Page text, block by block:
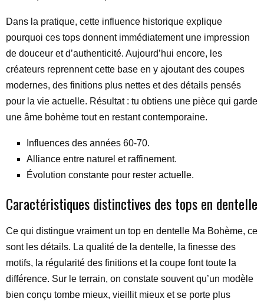
Dans la pratique, cette influence historique explique
pourquoi ces tops donnent immédiatement une impression
de douceur et d’authenticité. Aujourd’hui encore, les
créateurs reprennent cette base en y ajoutant des coupes
modernes, des finitions plus nettes et des détails pensés
pour la vie actuelle. Résultat : tu obtiens une pièce qui garde
une âme bohème tout en restant contemporaine.
Influences des années 60-70.
Alliance entre naturel et raffinement.
Évolution constante pour rester actuelle.
Caractéristiques distinctives des tops en dentelle
Ce qui distingue vraiment un top en dentelle Ma Bohème, ce
sont les détails. La qualité de la dentelle, la finesse des
motifs, la régularité des finitions et la coupe font toute la
différence. Sur le terrain, on constate souvent qu’un modèle
bien conçu tombe mieux, vieillit mieux et se porte plus